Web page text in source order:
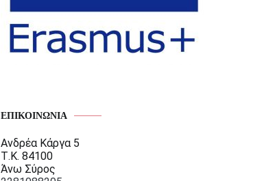
ΕΠΙΚΟΙΝΩΝΊΑ
Ανδρέα Κάργα 5
Τ.Κ. 84100
Άνω Σύρος